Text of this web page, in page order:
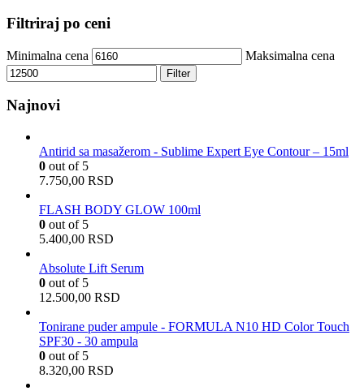
Filtriraj po ceni
Minimalna cena Maksimalna cena
Filter
Najnovi
Antirid sa masažerom - Sublime Expert Eye Contour – 15ml
0 out of 5
7.750,00 RSD
FLASH BODY GLOW 100ml
0 out of 5
5.400,00 RSD
Absolute Lift Serum
0 out of 5
12.500,00 RSD
Tonirane puder ampule - FORMULA N10 HD Color Touch
SPF30 - 30 ampula
0 out of 5
8.320,00 RSD